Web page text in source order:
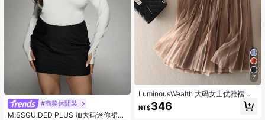
#商務休閒裝
MISSGUIDED PLUS 加大码迷你裙高
7
LuminousWealth 大码女士优雅褶裥
网纱A字裙，适合休闲或办公穿着，简
约优雅 | 涤纶网纱裙，四季皆宜，适
NT$346